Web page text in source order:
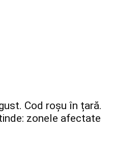
Cod roșu în țară.
zonele afectate